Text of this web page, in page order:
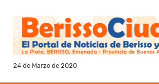
24 de Marzo de 2020